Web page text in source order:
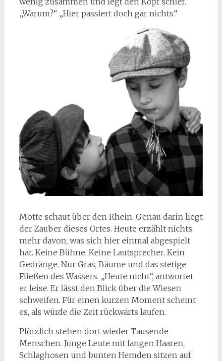
„Warum?“ „Hier passiert doch gar nichts.“
Motte schaut über den Rhein. Genau darin liegt
der Zauber dieses Ortes. Heute erzählt nichts
mehr davon, was sich hier einmal abgespielt
hat. Keine Bühne. Keine Lautsprecher. Kein
Gedränge. Nur Gras, Bäume und das stetige
Fließen des Wassers. „Heute nicht“, antwortet
er leise. Er lässt den Blick über die Wiesen
schweifen. Für einen kurzen Moment scheint
es, als würde die Zeit rückwärts laufen.
Plötzlich stehen dort wieder Tausende
Menschen. Junge Leute mit langen Haaren,
Schlaghosen und bunten Hemden sitzen auf